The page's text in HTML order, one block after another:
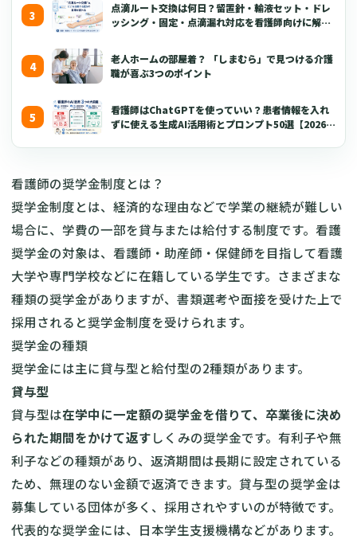
点滴ルート交換は何日？留置針・輸液セット・ドレ
ッシング・固定・点滴漏れ対応を看護師向けに解説
老人ホームの部屋着？ 「しまむら」で見つける介護
職が喜ぶ3つのポイント
看護師はChatGPTを使っていい？患者情報を入れ
ずに使える生成AI活用術とプロンプト50選【2026年
看護師の奨学金制度とは？
奨学金制度とは、経済的な理由などで学業の継続が難しい
場合に、学費の一部を貸与または給付する制度です。看護
奨学金の対象は、看護師・助産師・保健師を目指して看護
大学や専門学校などに在籍している学生です。さまざまな
種類の奨学金がありますが、書類選考や面接を受けた上で
採用されると奨学金制度を受けられます。
奨学金の種類
奨学金には主に貸与型と給付型の2種類があります。
貸与型
貸与型は在学中に一定額の奨学金を借りて、卒業後に決め
られた期間をかけて返すしくみの奨学金です。有利子や無
利子などの種類があり、返済期間は長期に設定されている
ため、無理のない金額で返済できます。貸与型の奨学金は
募集している団体が多く、採用されやすいのが特徴です。
代表的な奨学金には、日本学生支援機構などがあります。